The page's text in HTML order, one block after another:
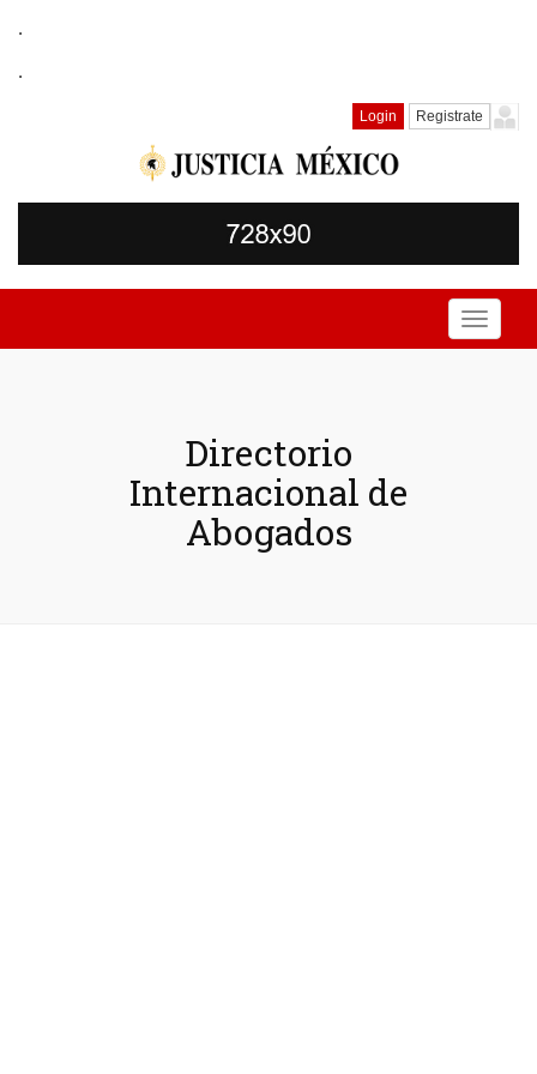
.
.
Login Registrate
Toggle
Directorio
Internacional de
Abogados